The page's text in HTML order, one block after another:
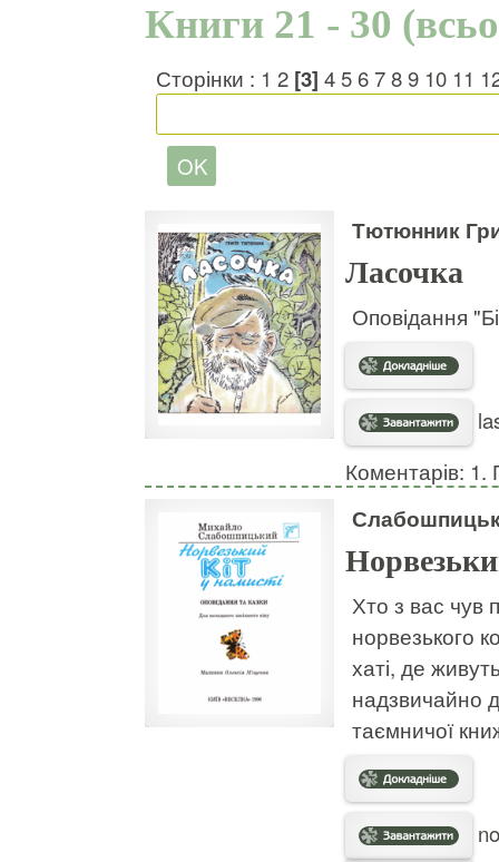
Книги 21 - 30
Сторінки : 1 2 [3] 456789 10 11
Тютюнник
Ласочка
Оповідання
Коментарів: 1.
Хто з вас чув
норвезького
хаті, де
надзвичайно
таємничої